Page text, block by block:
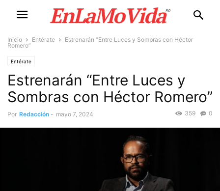
Inicio Entérate
Estrenarán “Entre Luces y Sombras con Héctor
Romero”
Entérate
Estrenarán “Entre Luces y
Sombras con Héctor Romero”
Por Redacción - mayo 7, 2024 0
359